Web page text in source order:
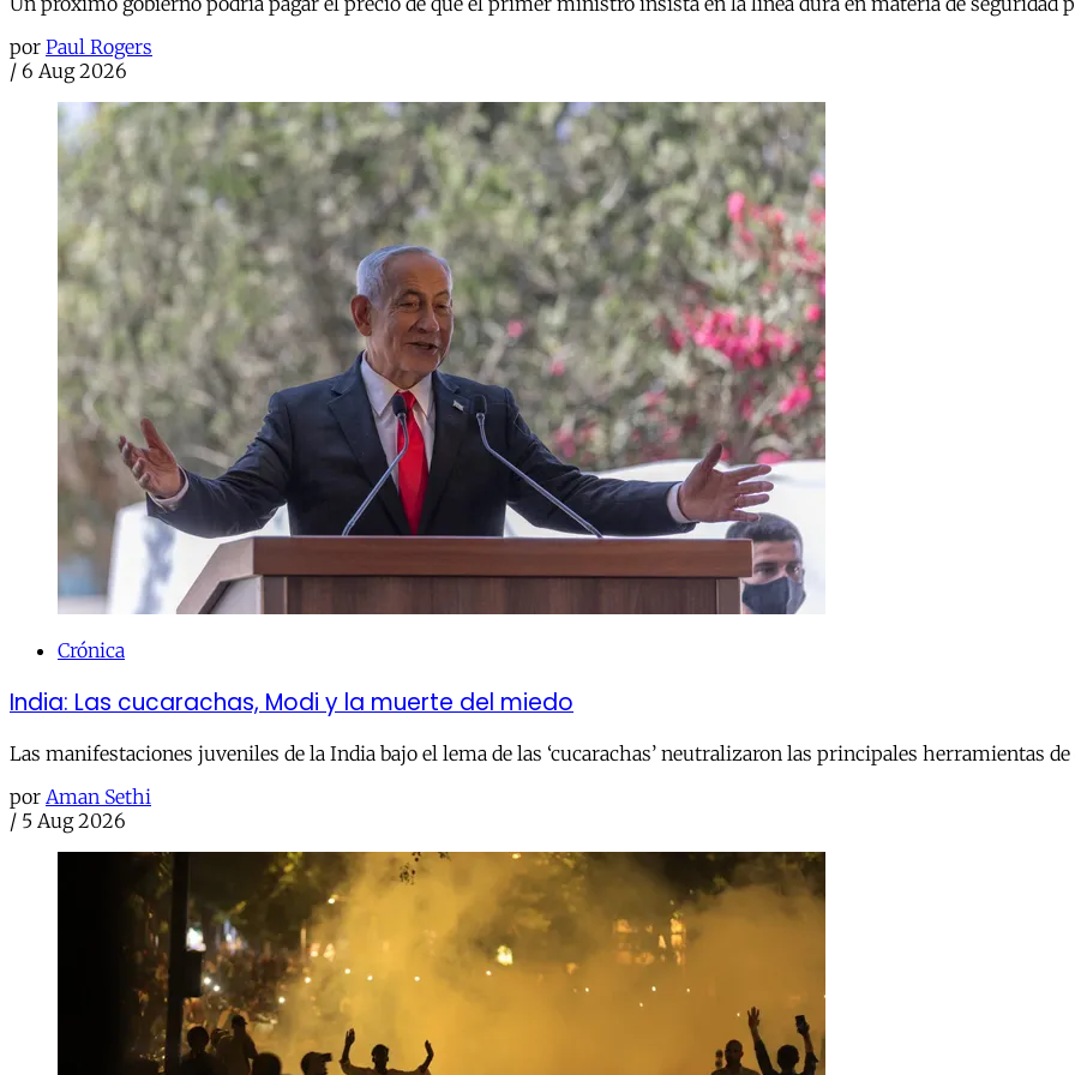
por Paul Rogers
/ 6 Aug 2026
Crónica
India: Las cucarachas, Modi y la muerte del miedo
Las manifestaciones juveniles de la India bajo el lema de las ‘cucarachas’ neutralizaron las principales herramientas
por Aman Sethi
/ 5 Aug 2026